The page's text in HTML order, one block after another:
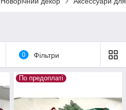
0 Фільтри
По предоплаті